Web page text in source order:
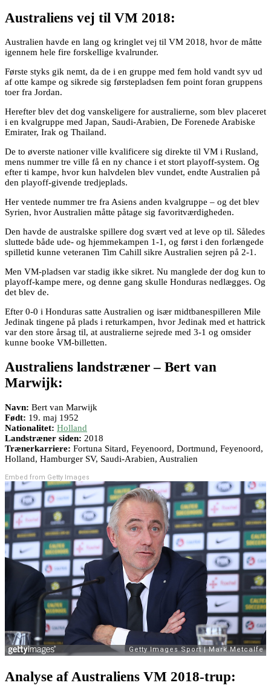
Australiens vej til VM 2018:
Australien havde en lang og kringlet vej til VM 2018, hvor de måtte
igennem hele fire forskellige kvalrunder.
Første styks gik nemt, da de i en gruppe med fem hold vandt syv ud
af otte kampe og sikrede sig førstepladsen fem point foran gruppens
toer fra Jordan.
Herefter blev det dog vanskeligere for australierne, som blev placeret
i en kvalgruppe med Japan, Saudi-Arabien, De Forenede Arabiske
Emirater, Irak og Thailand.
De to øverste nationer ville kvalificere sig direkte til VM i Rusland,
mens nummer tre ville få en ny chance i et stort playoff-system. Og
efter ti kampe, hvor kun halvdelen blev vundet, endte Australien på
den playoff-givende tredjeplads.
Her ventede nummer tre fra Asiens anden kvalgruppe – og det blev
Syrien, hvor Australien måtte påtage sig favoritværdigheden.
Den havde de australske spillere dog svært ved at leve op til. Således
sluttede både ude- og hjemmekampen 1-1, og først i den forlængede
spilletid kunne veteranen Tim Cahill sikre Australien sejren på 2-1.
Men VM-pladsen var stadig ikke sikret. Nu manglede der dog kun to
playoff-kampe mere, og denne gang skulle Honduras nedlægges. Og
det blev de.
Efter 0-0 i Honduras satte Australien og især midtbanespilleren Mile
Jedinak tingene på plads i returkampen, hvor Jedinak med et hattrick
var den store årsag til, at australierne sejrede med 3-1 og omsider
kunne booke VM-billetten.
Australiens landstræner – Bert van
Marwijk:
Navn: Bert van Marwijk
Født: 19. maj 1952
Nationalitet: Holland
Landstræner siden: 2018
Trænerkarriere: Fortuna Sitard, Feyenoord, Dortmund, Feyenoord,
Holland, Hamburger SV, Saudi-Arabien, Australien
Embed from Getty Images
Analyse af Australiens VM 2018-trup: